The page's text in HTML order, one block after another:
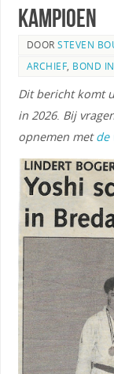
Kampioen
DOORSTEVEN
ARCHIEF, BOND
Dit bericht komt
in 2026. Bij
opnemen metde